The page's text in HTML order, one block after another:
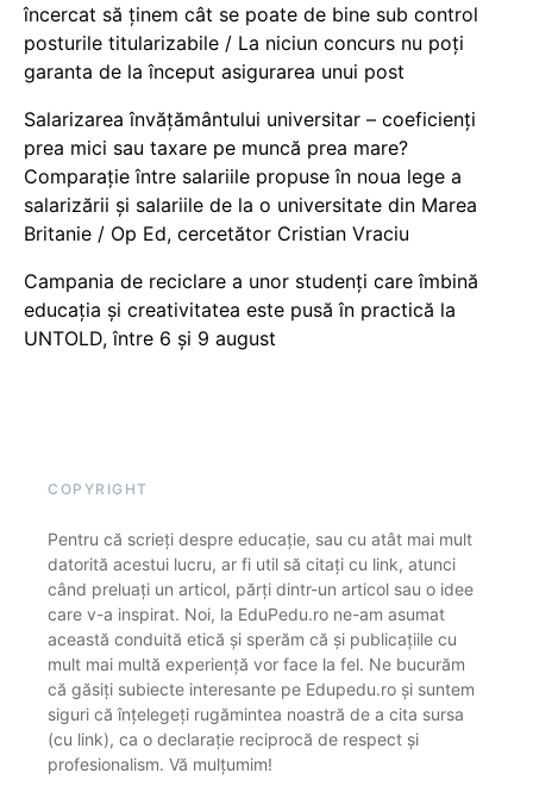
încercat să ținem cât se poate de bine sub control
posturile titularizabile / La niciun concurs nu poți
garanta de la început asigurarea unui post
Salarizarea învățământului universitar – coeficienți
prea mici sau taxare pe muncă prea mare?
Comparație între salariile propuse în noua lege a
salarizării și salariile de la o universitate din Marea
Britanie / Op Ed, cercetător Cristian Vraciu
Campania de reciclare a unor studenți care îmbină
educația și creativitatea este pusă în practică la
UNTOLD, între 6 și 9 august
COPYRIGHT
Pentru că scrieți despre educație, sau cu atât mai mult
datorită acestui lucru, ar fi util să citați cu link, atunci
când preluați un articol, părți dintr-un articol sau o idee
care v-a inspirat. Noi, la EduPedu.ro ne-am asumat
această conduită etică și sperăm că și publicațiile cu
mult mai multă experiență vor face la fel. Ne bucurăm
că găsiți subiecte interesante pe Edupedu.ro și suntem
siguri că înțelegeți rugămintea noastră de a cita sursa
(cu link), ca o declarație reciprocă de respect și
profesionalism. Vă mulțumim!